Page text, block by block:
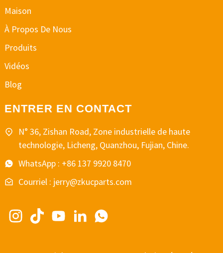
Maison
À Propos De Nous
Produits
Vidéos
Blog
ENTRER EN CONTACT
N° 36, Zishan Road, Zone industrielle de haute
technologie, Licheng, Quanzhou, Fujian, Chine.
WhatsApp : +86 137 9920 8470
Courriel : jerry@zkucparts.com